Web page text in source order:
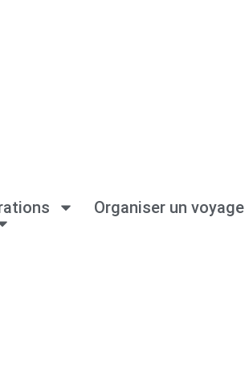
Organiser un voyage